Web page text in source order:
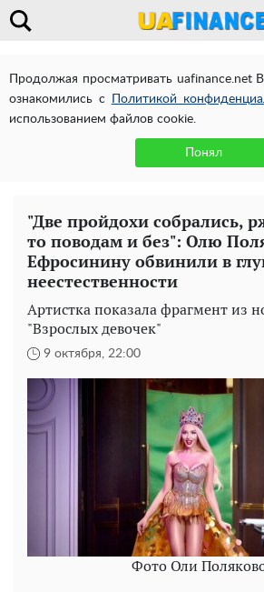
Продолжая просматривать uafinance.net
ознакомились с
Политикой
использованием файлов cookie.
Понял
"Две пройдохи собрались,
то поводам и без": Олю
Ефросинину обвинили в
неестественности
Артистка показала фрагмент из
"Взрослых девочек"
9 октября, 22:00
Фото Оли